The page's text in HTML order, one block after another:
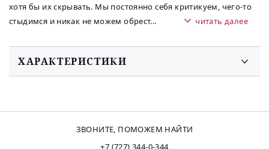
хотя бы их скрывать. Мы постоянно себя критикуем, чего-то
стыдимся и никак не можем обрест... читать далее
ХАРАКТЕРИСТИКИ
ЗВОНИТЕ, ПОМОЖЕМ НАЙТИ
+7 (727) 344-0-344